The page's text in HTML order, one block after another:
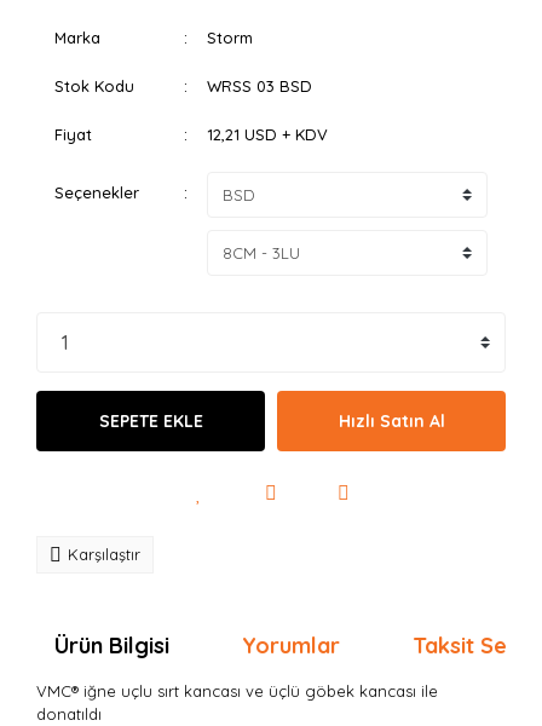
Marka Storm
Stok Kodu WRSS 03 BSD
Fiyat 12,21 USD + KDV
Seçenekler
SEPETE EKLE Hızlı Satın Al
Karşılaştır
Ürün Bilgisi Yorumlar Taksit
VMC® iğne uçlu sırt kancası ve üçlü göbek kancası ile
donatıldı